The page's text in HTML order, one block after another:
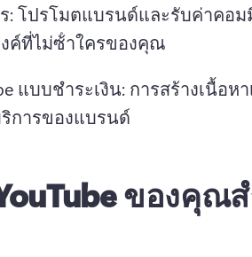
โปรโมตแบรนด์และรับค่าคอ
ค์ที่ไม่ซ้ําใครของคุณ
แบบชําระเงิน: การสร้างเนื้อห
การของแบรนด์
ของคุณ